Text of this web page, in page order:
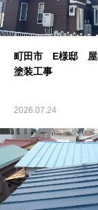
町田市 E様邸 屋
塗装工事
2026.07.24